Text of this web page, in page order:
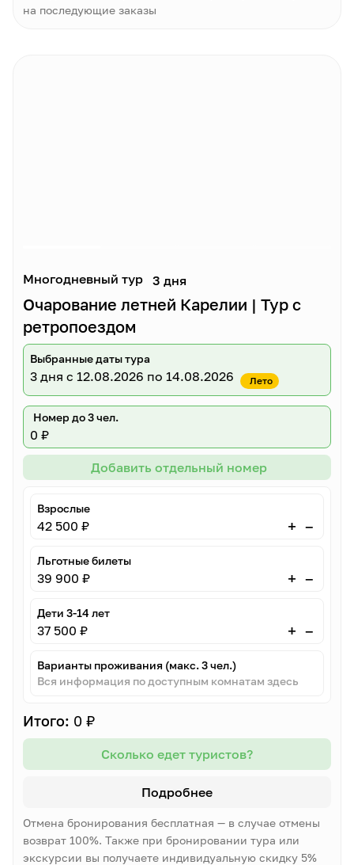
на последующие заказы
Многодневный тур 3 дня
Очарование летней Карелии | Тур с
ретропоездом
Выбранные даты тура
3 дня с 12.08.2026 по 14.08.2026 Лето
Номер до 3 чел.
0 ₽
Добавить отдельный номер
Взрослые
42 500 ₽ + –
Льготные билеты
39 900 ₽ + –
Дети 3-14 лет
37 500 ₽ + –
Варианты проживания (макс. 3 чел.)
Вся информация по доступным комнатам здесь
Итого: 0 ₽
Сколько едет туристов?
Подробнее
Отмена бронирования бесплатная — в случае отмены
возврат 100%. Также при бронировании тура или
экскурсии вы получаете индивидуальную скидку 5%